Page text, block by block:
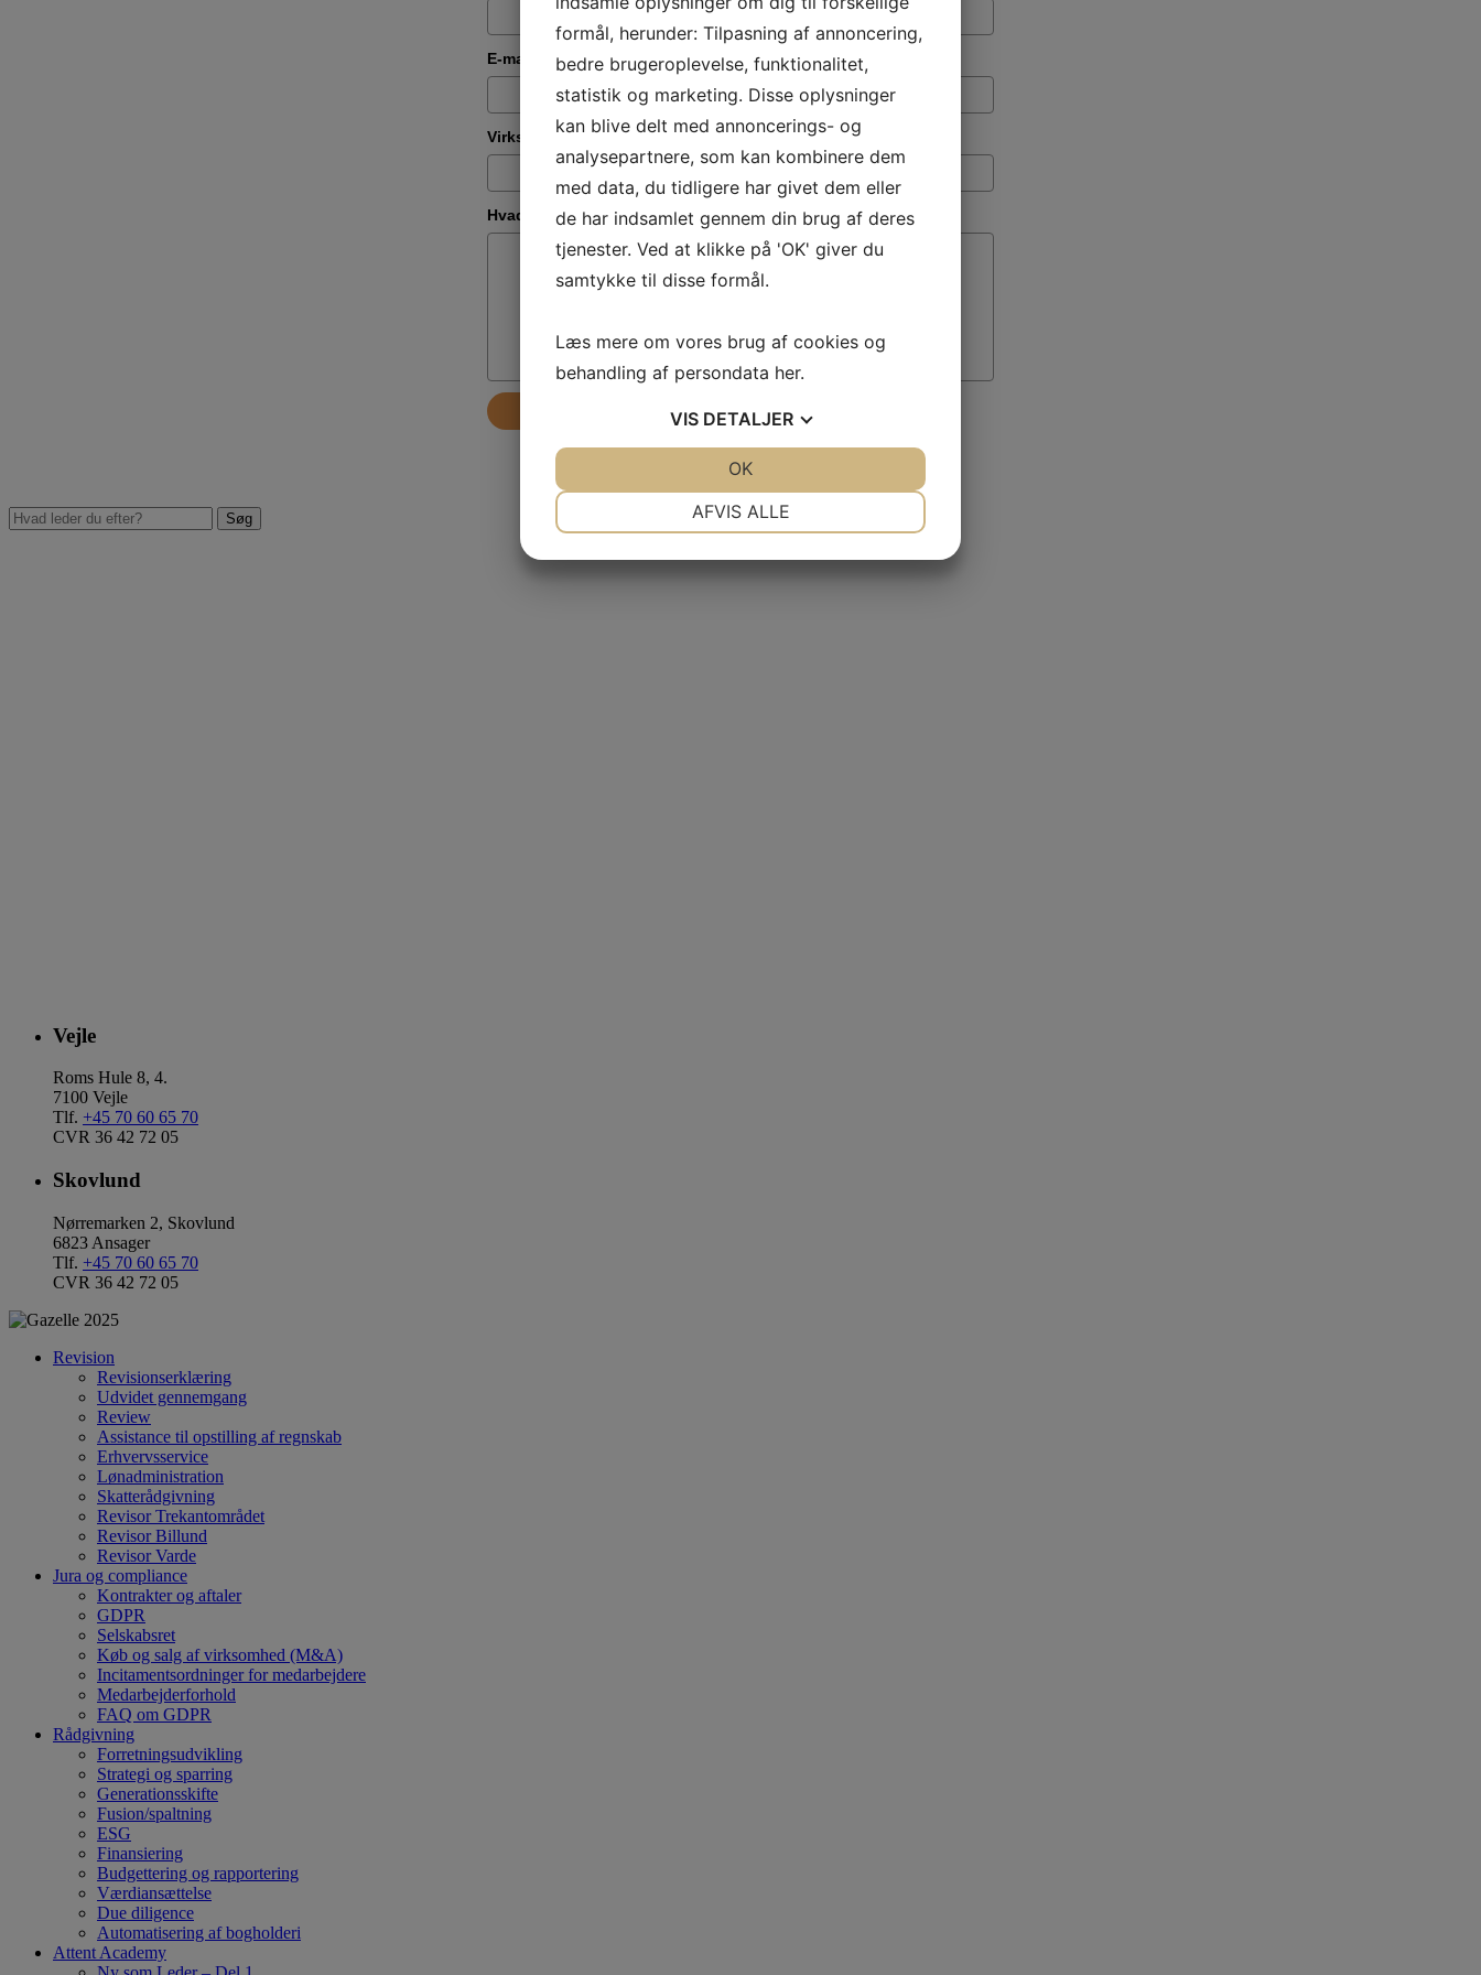
E-mail
Virksomhed*
Hvad drejer din henvendelse sig om? *
Vejle
Roms Hule 8, 4.
7100 Vejle
Tlf. +45 70 60 65 70
CVR 36 42 72 05
Skovlund
Nørremarken 2, Skovlund
6823 Ansager
Tlf. +45 70 60 65 70
CVR 36 42 72 05
Revision
Revisionserklæring
Udvidet gennemgang
Review
Assistance til opstilling af regnskab
Erhvervsservice
Lønadministration
Skatterådgivning
Revisor Trekantområdet
Revisor Billund
Revisor Varde
Jura og compliance
Kontrakter og aftaler
GDPR
Selskabsret
Køb og salg af virksomhed (M&A)
Incitamentsordninger for medarbejdere
Medarbejderforhold
FAQ om GDPR
Rådgivning
Forretningsudvikling
Strategi og sparring
Generationsskifte
Fusion/spaltning
ESG
Finansiering
Budgettering og rapportering
Værdiansættelse
Due diligence
Automatisering af bogholderi
Attent Academy
formål, herunder: Tilpasning af annoncering,
bedre brugeroplevelse, funktionalitet,
statistik og marketing. Disse oplysninger
kan blive delt med annoncerings- og
analysepartnere, som kan kombinere dem
med data, du tidligere har givet dem eller
de har indsamlet gennem din brug af deres
tjenester. Ved at klikke på 'OK' giver du
samtykke til disse formål.
Læs mere om vores brug af cookies og
behandling af persondata her.
VIS DETALJER
AFVIS ALLE
OK